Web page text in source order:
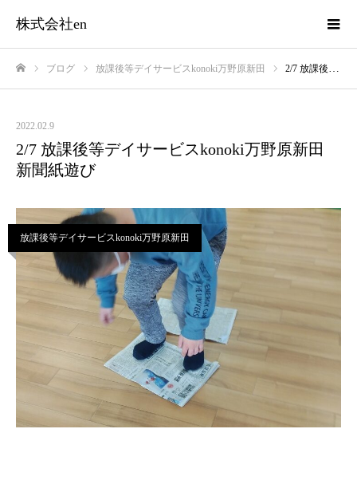
株式会社en
ブログ 放課後等デイサービスkonoki万野原新田 2/7 放課後等デイサービスkonoki万野原新田 新聞紙遊び
2022.02.9
2/7 放課後等デイサービスkonoki万野原新田
新聞紙遊び
放課後等デイサービスkonoki万野原新田